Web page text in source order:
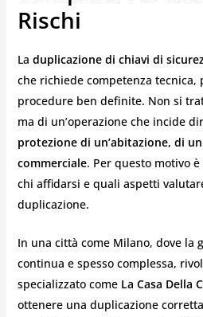
Rischi
La duplicazione di chiavi di
che richiede competenza tecnica,
procedure ben definite. Non si
ma di un’operazione che incide
protezione di un’abitazione, di
commerciale. Per questo motivo
chi affidarsi e quali aspetti
duplicazione.
In una città come Milano, dove la
continua e spesso complessa,
specializzato come La Casa Della
ottenere una duplicazione